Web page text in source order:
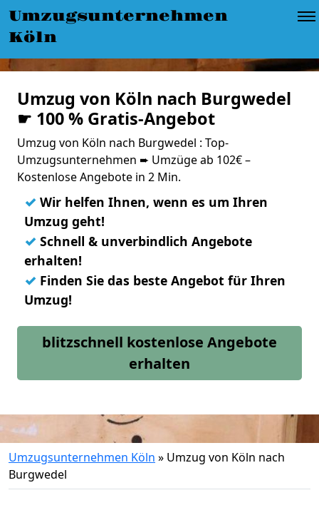
Umzugsunternehmen
Köln
Umzug von Köln nach Burgwedel
☛ 100 % Gratis-Angebot
Umzug von Köln nach Burgwedel : Top-
Umzugsunternehmen ➨ Umzüge ab 102€ –
Kostenlose Angebote in 2 Min.
✓ Wir helfen Ihnen, wenn es um Ihren
Umzug geht!
✓ Schnell & unverbindlich Angebote
erhalten!
✓ Finden Sie das beste Angebot für Ihren
Umzug!
blitzschnell kostenlose Angebote
erhalten
Umzugsunternehmen Köln » Umzug von Köln nach
Burgwedel